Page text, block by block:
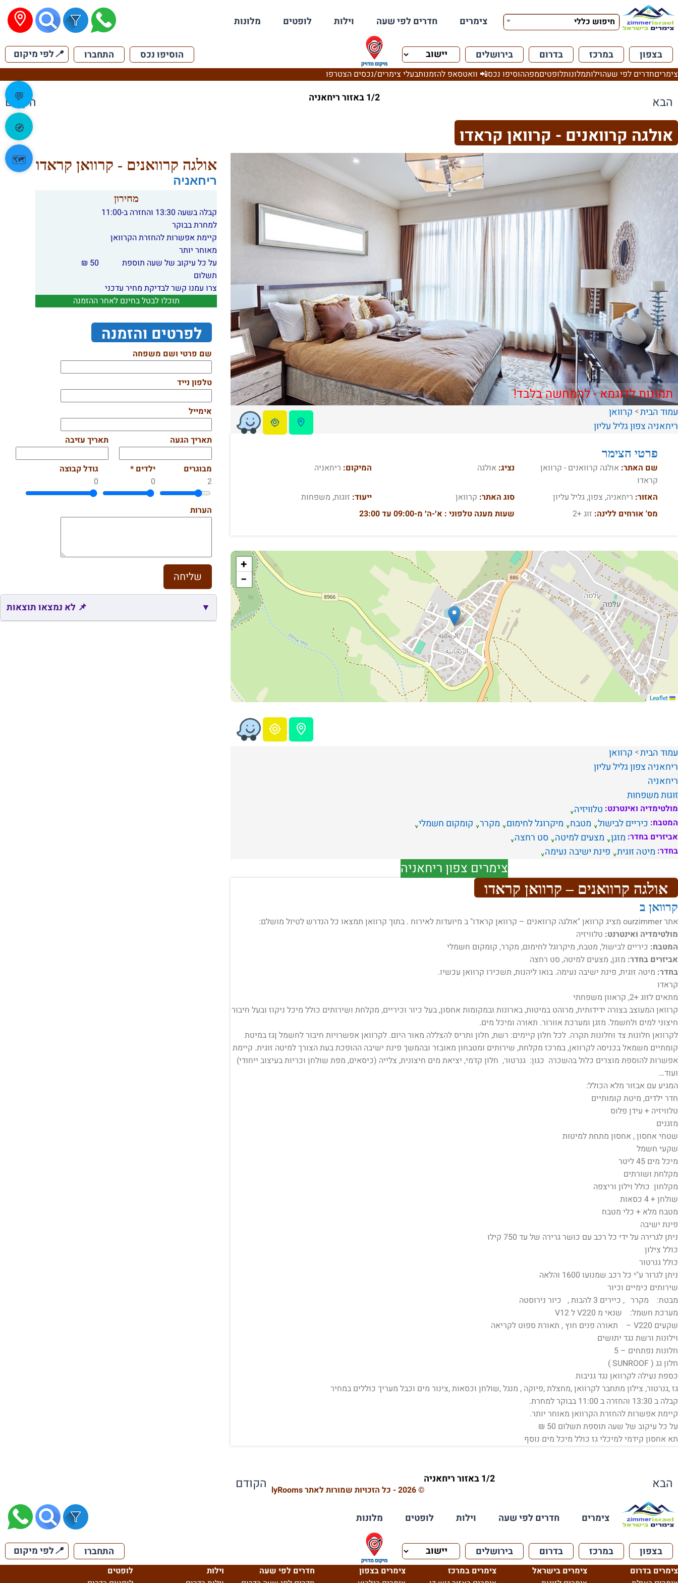
חיפוש כללי צימרים חדרים לפי שעה וילות לופטים מלונות
בצפון במרכז בדרום בירושלים הוסיפו נכס התחברו 📍לפי מיקום
צימריםחדרים לפי שעהוילותמלונותלופטיםמפההוסיפו נכס📲 וואטסאפ להזמנותבעלי צימרים/נכסים הצטרפו
הבא 1/2 באזור ריחאניה הקודם
אולגה קרוואנים - קרוואן קראדו
תמונות לדוגמא - להמחשה בלבד!
עמוד הבית קרוואן
ריחאניה צפוןגליל עליון
פרטי הצימר
שם האתר: אולגה קרוואנים - קרוואן
קראדו
נציג: אולגה המיקום: ריחאניה
האזור: ריחאניה, צפון, גליל עליון סוג האתר: קרוואן ייעוד: זוגות, משפחות
מס' אורחים ללינה: זוג +2 שעות מענה טלפוני : א׳-ה׳ מ-09:00 עד 23:00
+
−
עמוד הבית קרוואן
ריחאניה צפוןגליל עליון
ריחאניה
זוגותמשפחות
מולטימדיה ואינטרנט: טלוויזיה
המטבח: כיריים לבישול מטבח מיקרוגל לחימום מקרר קומקום חשמלי
אביזרים בחדר: מזגן מצעים למיטה סט רחצה
בחדר: מיטה זוגית פינת ישיבה נעימה
צימרים צפון ריחאניה
אולגה קרוואנים – קרוואן קראדו
קרוואן ב
אתר ourzimmer מציג קרוואן "אולגה קרוואנים – קרוואן קראדו" ב מיועדות לאירוח . בתוך קרוואן תמצאו כל הנדרש לטיול מושלם:
מולטימדיה ואינטרנט: טלוויזיה
המטבח: כיריים לבישול, מטבח, מיקרוגל לחימום, מקרר, קומקום חשמלי
אביזרים בחדר: מזגן, מצעים למיטה, סט רחצה
בחדר: מיטה זוגית, פינת ישיבה נעימה. בואו ליהנות, תשכירו קרוואן עכשיו.
קראדו
מתאים לזוג +2, קראוון משפחתי
קרוואן המעוצב בצורה ידידותית, מרוהט במיטות, בארונות ובמקומות אחסון, בעל כיור וכיריים, מקלחת ושירותים כולל מיכל ניקוז ובעל חיבור
חיצוני למים ולחשמל. מזגן ומערכת אוורור. תאורה ומיכל מים.
לקרוואן חלונות צד וחלונות תקרה. לכל חלון קיימים: רשת, חלון ותריס להצללה מאור היום. לקרוואן אפשרויות חיבור לחשמל ןגז במיטת
קומתיים משמאל בכניסה לקרוואן, במרכז מקלחת, שירותים ומטבחון מאובזר ובהמשך פינת ישיבה ההופכת בעת הצורך למיטה זוגית. קיימת
אפשרות להוספת מוצרים כלול בהשכרה כגון: גנרטור, חלון קדמי, יציאת מים חיצונית, צלייה (כיסאים, מפת שולחן וכריות בעיצוב ייחודי)
ועוד…
המגיע עם אבזור מלא הכולל:
חדר ילדים, מיטת קומותיים
טלוויזיה + עידן פלוס
מזגנים
שטחי אחסון , אחסון מתחת למיטות
שקעי חשמל
מיכל מים 45 ליטר
מקלחת ושורתים
מקלחון כולל וילון וריצפה
שולחן + 4 כסאות
מטבח מלא + כלי מטבח
פינת ישיבה
ניתן לגרירה על ידי כל רכב עם כושר גרירה של עד 750 קילו
כולל צילון
כולל גנרטור
ניתן לגרור ע"י כל רכב שמנועו 1600 והלאה
שירותים כימיים וכיור
מבטח: מקרר , כיירים 3 להבות , כיור נירוסטה
מערכת חשמל: שנאי מ V220 ל V12
שקעים V220 – תאורה פנים חוץ , תאורת ספוט לקריאה
וילונות ורשת נגד יתושים
חלונות נפתחים – 5
חלון גג ( SUNROOF )
כספת נעילה לקרוואן נגד גניבות
גז ,גנרטור, צילון מתחבר לקרוואן ,מחצלת ,פיוקה , מנגל ,שולחן וכסאות ,צינור מים וכבל מעריך כוללים במחיר
קבלה ב 13:30 והחזרה ב 11:00 בבוקר למחרת.
קיימת אפשרות להחזרת הקרוואן מאוחר יותר.
על כל עיקוב של שעה תוספת תשלום 50 ₪
תא אחסון קידמי למיכלי גז כולל מיכל מים נוסף
אולגה קרוואנים - קרוואן קראדו
ריחאניה
מחירון
קבלה בשעה 13:30 והחזרה ב-11:00
למחרת בבוקר
קיימת אפשרות להחזרת הקרוואן
מאוחר יותר
על כל עיקוב של שעה תוספת
תשלום
50 ₪
צרו עמנו קשר לבדיקת מחיר עדכני
תוכלו לבטל בחינם לאחר ההזמנה
לפרטים והזמנה
שם פרטי ושם משפחה
טלפון נייד
אימייל
תאריך הגעה תאריך עזיבה
מבוגרים
2
ילדים *
0
גודל קבוצה
0
הערות
▼ 📌 לא נמצאו תוצאות
הבא 1/2 באזור ריחאניה הקודם © 2026 - כל הזכויות שמורות לאתר HourlyRooms
צימרים חדרים לפי שעה וילות לופטים מלונות
בצפון במרכז בדרום בירושלים התחברו 📍לפי מיקום
צימרים בדרום
צימרים בישראל
צימרים במרכז
צימרים בצפון
חדרים לפי שעה
וילות
לופטים
💬
🧭
🗺️